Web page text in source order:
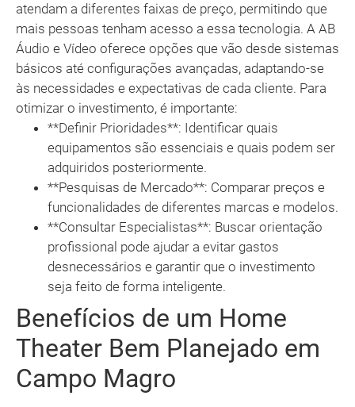
atendam a diferentes faixas de preço, permitindo que
mais pessoas tenham acesso a essa tecnologia. A AB
Áudio e Vídeo oferece opções que vão desde sistemas
básicos até configurações avançadas, adaptando-se
às necessidades e expectativas de cada cliente. Para
otimizar o investimento, é importante:
**Definir Prioridades**: Identificar quais
equipamentos são essenciais e quais podem ser
adquiridos posteriormente.
**Pesquisas de Mercado**: Comparar preços e
funcionalidades de diferentes marcas e modelos.
**Consultar Especialistas**: Buscar orientação
profissional pode ajudar a evitar gastos
desnecessários e garantir que o investimento
seja feito de forma inteligente.
Benefícios de um Home
Theater Bem Planejado em
Campo Magro